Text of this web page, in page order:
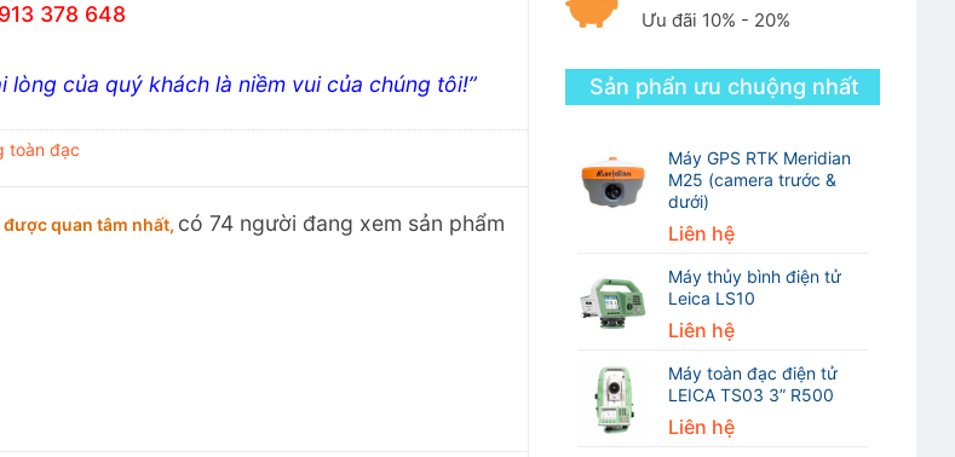
Ưu đãi 10% - 20%
Sản phẩn ưu chuộng nhất
Máy GPS RTK Meridian
M25 (camera trước &
dưới)
Liên hệ
Máy thủy bình điện tử
Leica LS10
Liên hệ
Máy toàn đạc điện tử
LEICA TS03 3” R500
Liên hệ
378 648
lòng của quý khách là niềm vui của chúng tôi!”
toàn đạc
được quan tâm nhất, có 74 người đang xem sản phẩm